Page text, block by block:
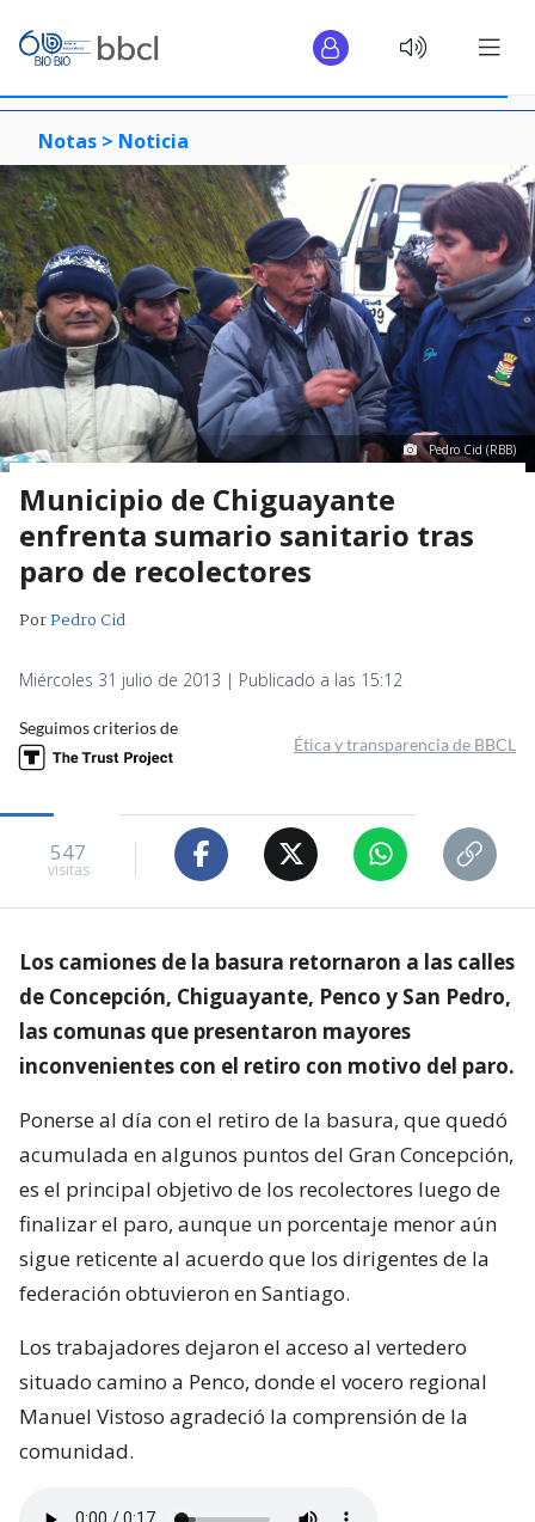
Notas > Noticia
Pedro Cid (RBB)
Municipio de Chiguayante
enfrenta sumario sanitario tras
paro de recolectores
PorPedro Cid
Miércoles 31 julio de 2013 | Publicado a las 15:12
Seguimos criterios de
Ética y transparencia de BBCL
547
visitas
Los camiones de la basura retornaron a las calles
de Concepción, Chiguayante, Penco y San Pedro,
las comunas que presentaron mayores
inconvenientes con el retiro con motivo del paro.
Ponerse al día con el retiro de la basura, que quedó
acumulada en algunos puntos del Gran Concepción,
es el principal objetivo de los recolectores luego de
finalizar el paro, aunque un porcentaje menor aún
sigue reticente al acuerdo que los dirigentes de la
federación obtuvieron en Santiago.
Los trabajadores dejaron el acceso al vertedero
situado camino a Penco, donde el vocero regional
Manuel Vistoso agradeció la comprensión de la
comunidad.